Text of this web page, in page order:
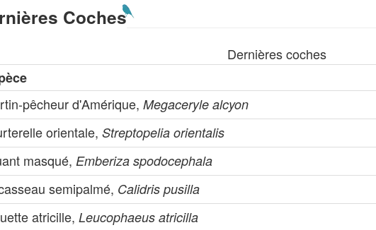
Coches
Dernières coches
pêcheur d'Amérique,Megaceryle alcyon
orientale,Streptopelia orientalis
masqué, Emberiza spodocephala
semipalmé, Calidris pusilla
atricille,Leucophaeus atricilla